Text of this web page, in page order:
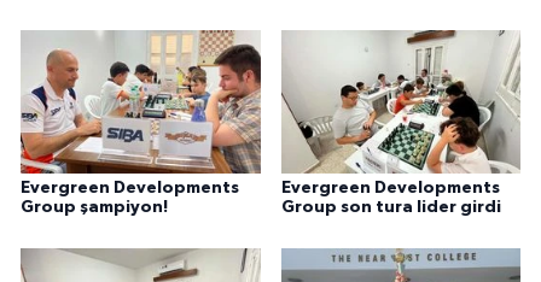
Evergreen Developments
Group şampiyon!
Evergreen Developments
Group son tura lider girdi